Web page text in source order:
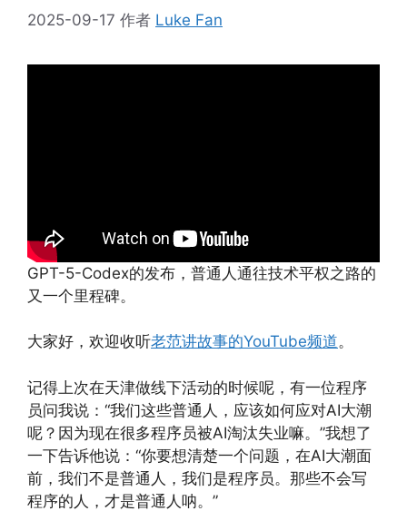
2025-09-17 作者 Luke Fan
GPT-5-Codex的发布，普通人通往技术平权之路的
又一个里程碑。
大家好，欢迎收听老范讲故事的YouTube频道。
记得上次在天津做线下活动的时候呢，有一位程序
员问我说：“我们这些普通人，应该如何应对AI大潮
呢？因为现在很多程序员被AI淘汰失业嘛。”我想了
一下告诉他说：“你要想清楚一个问题，在AI大潮面
前，我们不是普通人，我们是程序员。那些不会写
程序的人，才是普通人呐。”